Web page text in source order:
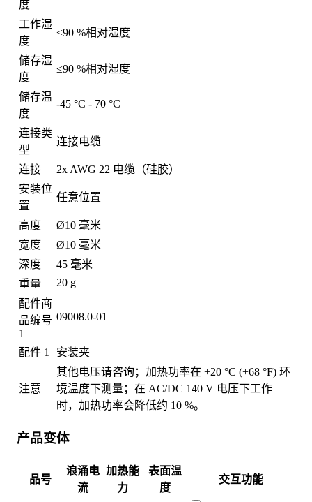
度
工作湿
度
≤90 %相对湿度
储存湿
度
≤90 %相对湿度
储存温
度
-45 °C - 70 °C
连接类
型
连接电缆
连接
2x AWG 22 电缆（硅胶）
安装位
置
任意位置
高度
Ø10 毫米
宽度
Ø10 毫米
深度
45 毫米
重量
20 g
配件商
品编号
1
09008.0-01
配件 1 安装夹
注意
其他电压请咨询；加热功率在 +20 °C (+68 °F) 环
境温度下测量；在 AC/DC 140 V 电压下工作
时，加热功率会降低约 10 %。
产品变体
品号
浪涌电
流
加热能
力
表面温
度
交互功能